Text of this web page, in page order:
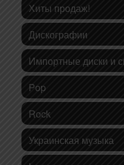
Хиты продаж!
Дискографии
Импортные диски и
Pop
Rock
Украинская музыка